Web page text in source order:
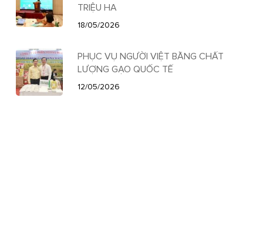
TRIỆU HA
18/05/2026
PHỤC VỤ NGƯỜI VIỆT BẰNG CHẤT
LƯỢNG GẠO QUỐC TẾ
12/05/2026